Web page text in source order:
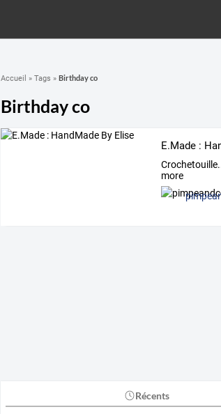
Accueil » Tags » Birthday co
Birthday co
E.Made :
more
Récents